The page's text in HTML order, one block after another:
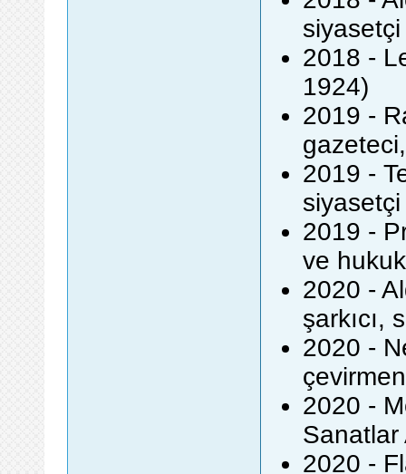
2018 -
1924)
2019 -
2019 -
2019 -
ve
2020 -
şarkıcı,
2020 -
2020 -
Sanatlar
2020 -